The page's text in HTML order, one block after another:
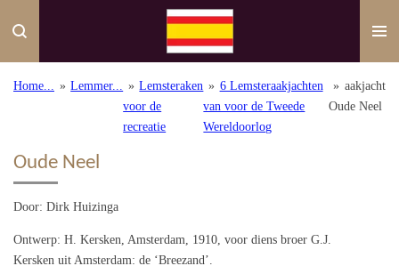
direct
de
Home... » Lemmer... » Lemsteraken
voor de
recreatie
» 6 Lemsteraakjachten
van voor de Tweede
Wereldoorlog
» aakjacht
Oude Neel
Oude Neel
Door: Dirk Huizinga
Ontwerp: H. Kersken, Amsterdam, 1910, voor diens broer G.J.
Kersken uit Amsterdam: de ‘Breezand’.